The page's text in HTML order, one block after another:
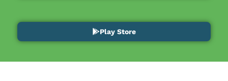
Play Store